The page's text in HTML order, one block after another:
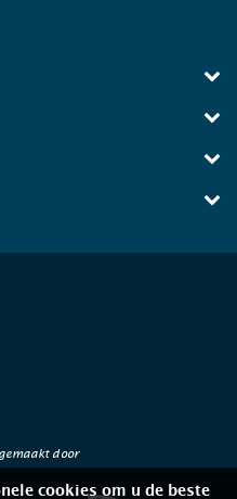
door
cookies om u de beste